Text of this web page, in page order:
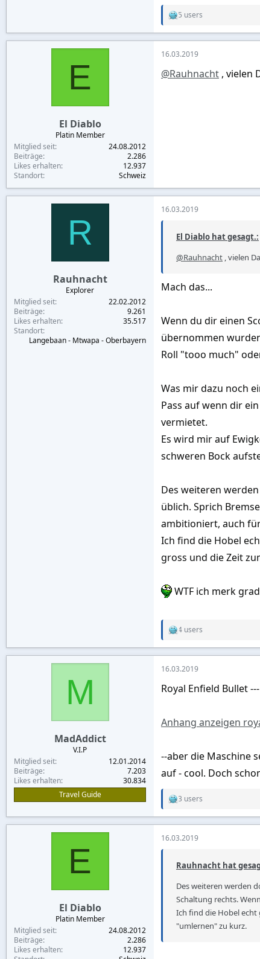
R
a
t
o
5 users
E
El Diablo
Platin Member
Mitglied seit
24.08.2012
Beiträge
2.286
Likes erhalten
12.937
Standort
Schweiz
16.03.2019
@Rauhnacht , vielen
R
Rauhnacht
Explorer
Mitglied seit
22.02.2012
Beiträge
9.261
Likes erhalten
35.517
Standort
Langebaan - Mtwapa - Oberbayern
16.03.2019
El Diablo hat gesagt.:
@Rauhnacht , vielen
Mach das...
Wenn du dir einen
übernommen
Roll "tooo much"
Was mir dazu noch
Pass auf wenn dir
vermietet.
Es wird mir auf
schweren Bock
Des weiteren
üblich. Sprich
ambitioniert, auch
Ich find die Hobel
gross und die Zeit
WTF ich merk
R
t
o
:
4 users
M
MadAddict
V.I.P
Mitglied seit
12.01.2014
Beiträge
7.203
Likes erhalten
30.834
Travel Guide
16.03.2019
Royal Enfield Bullet
Anhang anzeigen
--aber die Maschine
auf - cool. Doch
R
t
3 users
E
El Diablo
Platin Member
Mitglied seit
24.08.2012
Beiträge
2.286
Likes erhalten
12.937
16.03.2019
Rauhnacht hat
Des weiteren werden
Schaltung rechts.
Ich find die Hobel echt
"umlernen" zu kurz.